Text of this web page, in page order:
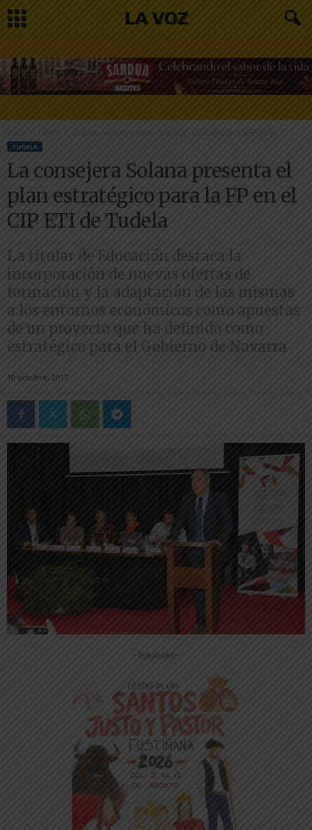
Inicio Tudela La consejera Solana presenta el plan estratégico para la FP en el...
TUDELA
La consejera Solana presenta el
plan estratégico para la FP en el
CIP ETI de Tudela
La titular de Educación destaca la
incorporación de nuevas ofertas de
formación y la adaptación de las mismas
a los entornos económicos como apuestas
de un proyecto que ha definido como
estratégico para el Gobierno de Navarra
10 octubre, 2017
-- Publicidad --